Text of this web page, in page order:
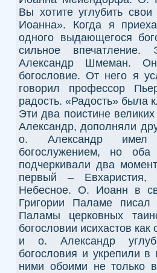
Вы хотите углубить
Иоанна». Когда я
одного выдающегося
сильное
Александр Шмеман. Он
богословие. От него я
говорил профессор
радость. «Радость» была
Эти два поистине
Александр, дополняли
о. Александр имел
богослужением, но оба
подчеркивали два
первый – Евхаристия,
Небесное. О. Иоанн в
Григории Паламе
Паламы церковных
богословии исихастов
и о. Александр
богословия и укрепили
ними обоими не только